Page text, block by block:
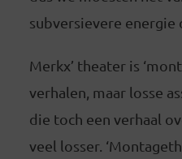
subversievere energie
Merkx’ theater is
verhalen, maar losse
die toch een verhaal
veel losser.